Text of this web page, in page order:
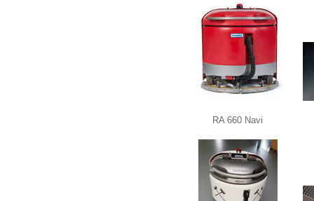
RA 660 Navi